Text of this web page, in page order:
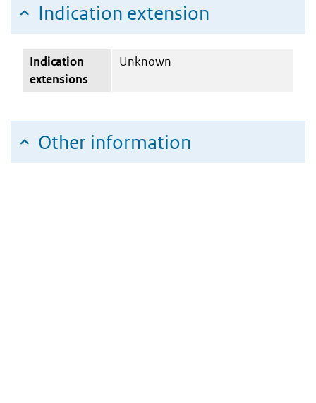
Indication extension
Indication
extensions
Unknown
Other information